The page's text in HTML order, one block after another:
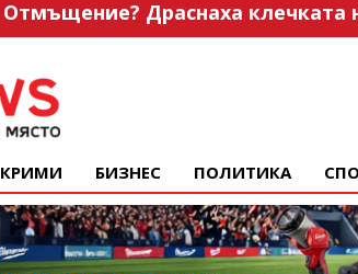
Отмъщение? Драснаха клечката
КРИМИ БИЗНЕС ПОЛИТИКА